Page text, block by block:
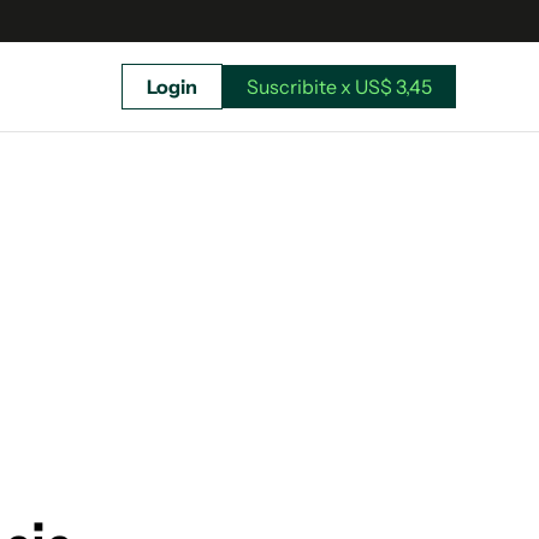
Login Suscribite x US$ 3,45